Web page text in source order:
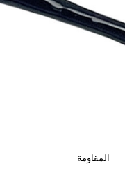
المقاومة